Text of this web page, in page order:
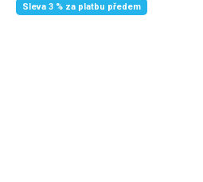
Sleva 3 % za platbu předem